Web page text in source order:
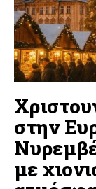
στην
με